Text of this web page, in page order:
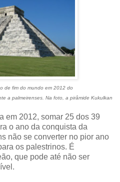
de fim do mundo em 2012 do
a palmeirenses. Na foto, a pirâmide Kukulkan
em 2012, somar 25 dos 39
o ano da conquista da
não se converter no pior ano
os palestrinos. É
que pode até não ser